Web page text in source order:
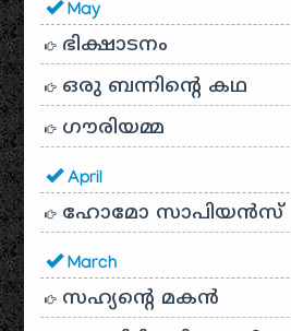
May
ഭിക്ഷാടനം
ഒരു ബന്നിന്റെ കഥ
ഗൗരിയമ്മ
April
ഹോമോ സാപിയൻസ്
March
സഹ്യന്റെ മകൻ